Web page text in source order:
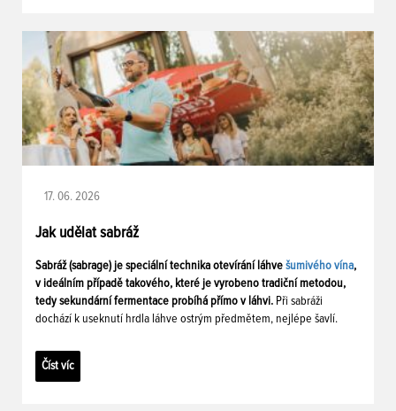
17. 06. 2026
Jak udělat sabráž
Sabráž (sabrage) je speciální technika otevírání láhve šumivého vína,
v ideálním případě takového, které je vyrobeno tradiční metodou,
tedy sekundární fermentace probíhá přímo v láhvi. Při sabráži
dochází k useknutí hrdla láhve ostrým předmětem, nejlépe šavlí.
Číst víc